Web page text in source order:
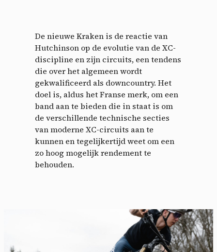
De nieuwe Kraken is de reactie van
Hutchinson op de evolutie van de XC-
discipline en zijn circuits, een tendens
die over het algemeen wordt
gekwalificeerd als downcountry. Het
doel is, aldus het Franse merk, om een ​​
band aan te bieden die in staat is om
de verschillende technische secties
van moderne XC-circuits aan te
kunnen en tegelijkertijd weet om een
zo hoog mogelijk rendement te
behouden.